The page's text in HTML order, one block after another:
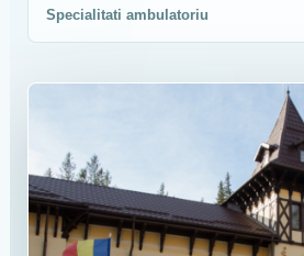
Specialitati ambulatoriu